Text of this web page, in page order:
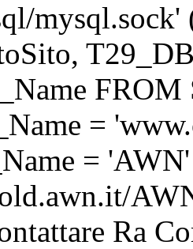
mysql.sock'
=
= 'AWN'
Ra